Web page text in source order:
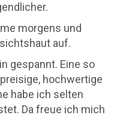
morgens und
auf.
gespannt. Eine so
hochwertige
habe ich selten
Da freue ich mich